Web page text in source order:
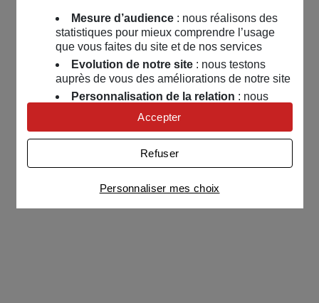
Mesure d’audience: nous réalisons des
statistiques pour mieux comprendre l’usage
que vous faites du site et de nos services
Evolution de notre site: nous testons
auprès de vous des améliorations de notre site
Personnalisation de la relation : nous
nous servons de cookies pour adapter nos
contenus et personnaliser nos offres
Univers publicitaire: nous utilisons avec
nos partenaires des cookies pour afficher des
publicités personnalisées
Connaître notre politique cookies et la liste de nos
partenaires
Personnaliser mes choix
Refuser
Accepter